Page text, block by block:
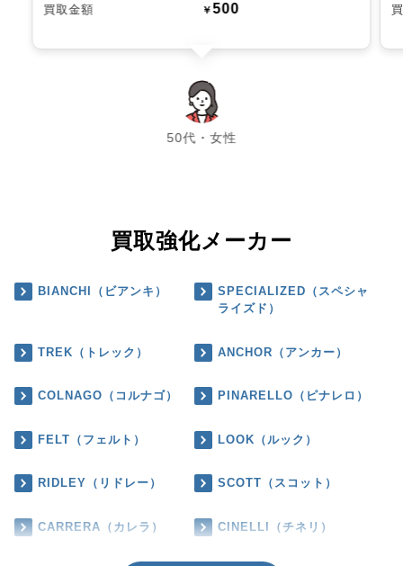
買取金額 ￥500
50代・女性
chevron_left chevron_right
買取強化メーカー
BIANCHI（ビアンキ）
SPECIALIZED（スペシャ
ライズド）
TREK（トレック） ANCHOR（アンカー）
COLNAGO（コルナゴ） PINARELLO（ピナレロ）
FELT（フェルト） LOOK（ルック）
RIDLEY（リドレー） SCOTT（スコット）
CARRERA（カレラ） CINELLI（チネリ）